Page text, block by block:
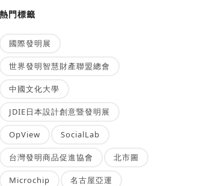
熱門標籤
國際發明展
世界發明智慧財產聯盟總會
中國文化大學
JDIE日本設計創意暨發明展
OpView SocialLab
台灣發明商品促進協會 北市圖
Microchip 名古屋亞運